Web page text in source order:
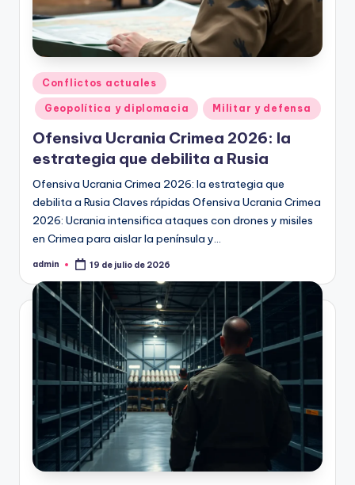
Publicado
en
Conflictos actuales
Geopolítica y diplomacia Militar y defensa
Ofensiva Ucrania Crimea 2026: la
estrategia que debilita a Rusia
Ofensiva Ucrania Crimea 2026: la estrategia que
debilita a Rusia Claves rápidas Ofensiva Ucrania Crimea
2026: Ucrania intensifica ataques con drones y misiles
en Crimea para aislar la península y…
Publicado
admin 19 de julio de 2026